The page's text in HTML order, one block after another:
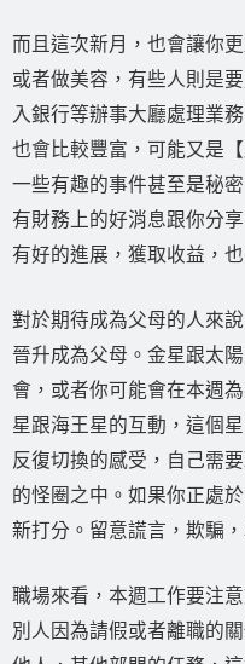
而且這次新月，也會讓你
或者做美容，有些人則是
入銀行等辦事大廳處理業
也會比較豐富，可能又是
一些有趣的事件甚至是秘
有財務上的好消息跟你分
有好的進展，獲取收益，
對於期待成為父母的人來
晉升成為父母。金星跟太
會，或者你可能會在本週
星跟海王星的互動，這個
反復切換的感受，自己需
的怪圈之中。如果你正處
新打分。留意謊言，欺騙
職場來看，本週工作要注
別人因為請假或者離職的